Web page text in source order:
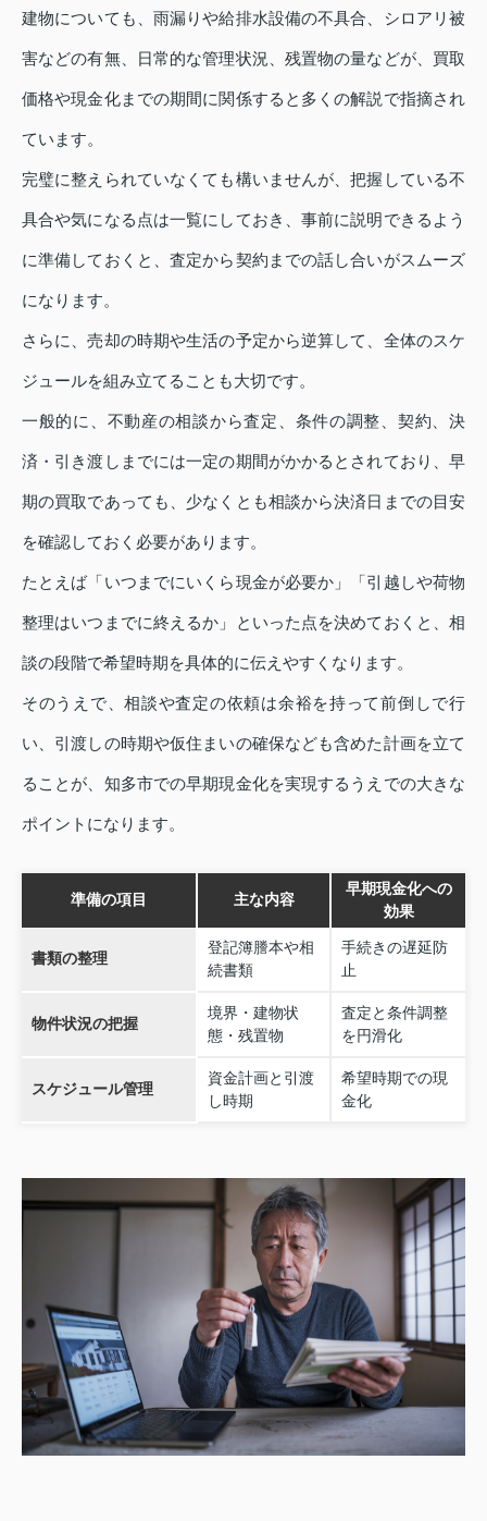
建物についても、雨漏りや給排水設備の不具合、シロアリ被
害などの有無、日常的な管理状況、残置物の量などが、買取
価格や現金化までの期間に関係すると多くの解説で指摘され
ています。
完璧に整えられていなくても構いませんが、把握している不
具合や気になる点は一覧にしておき、事前に説明できるよう
に準備しておくと、査定から契約までの話し合いがスムーズ
になります。
さらに、売却の時期や生活の予定から逆算して、全体のスケ
ジュールを組み立てることも大切です。
一般的に、不動産の相談から査定、条件の調整、契約、決
済・引き渡しまでには一定の期間がかかるとされており、早
期の買取であっても、少なくとも相談から決済日までの目安
を確認しておく必要があります。
たとえば「いつまでにいくら現金が必要か」「引越しや荷物
整理はいつまでに終えるか」といった点を決めておくと、相
談の段階で希望時期を具体的に伝えやすくなります。
そのうえで、相談や査定の依頼は余裕を持って前倒しで行
い、引渡しの時期や仮住まいの確保なども含めた計画を立て
ることが、知多市での早期現金化を実現するうえでの大きな
ポイントになります。
準備の項目 主な内容
早期現金化への
効果
書類の整理
登記簿謄本や相
続書類
手続きの遅延防
止
物件状況の把握
境界・建物状
態・残置物
査定と条件調整
を円滑化
スケジュール管理
資金計画と引渡
し時期
希望時期での現
金化